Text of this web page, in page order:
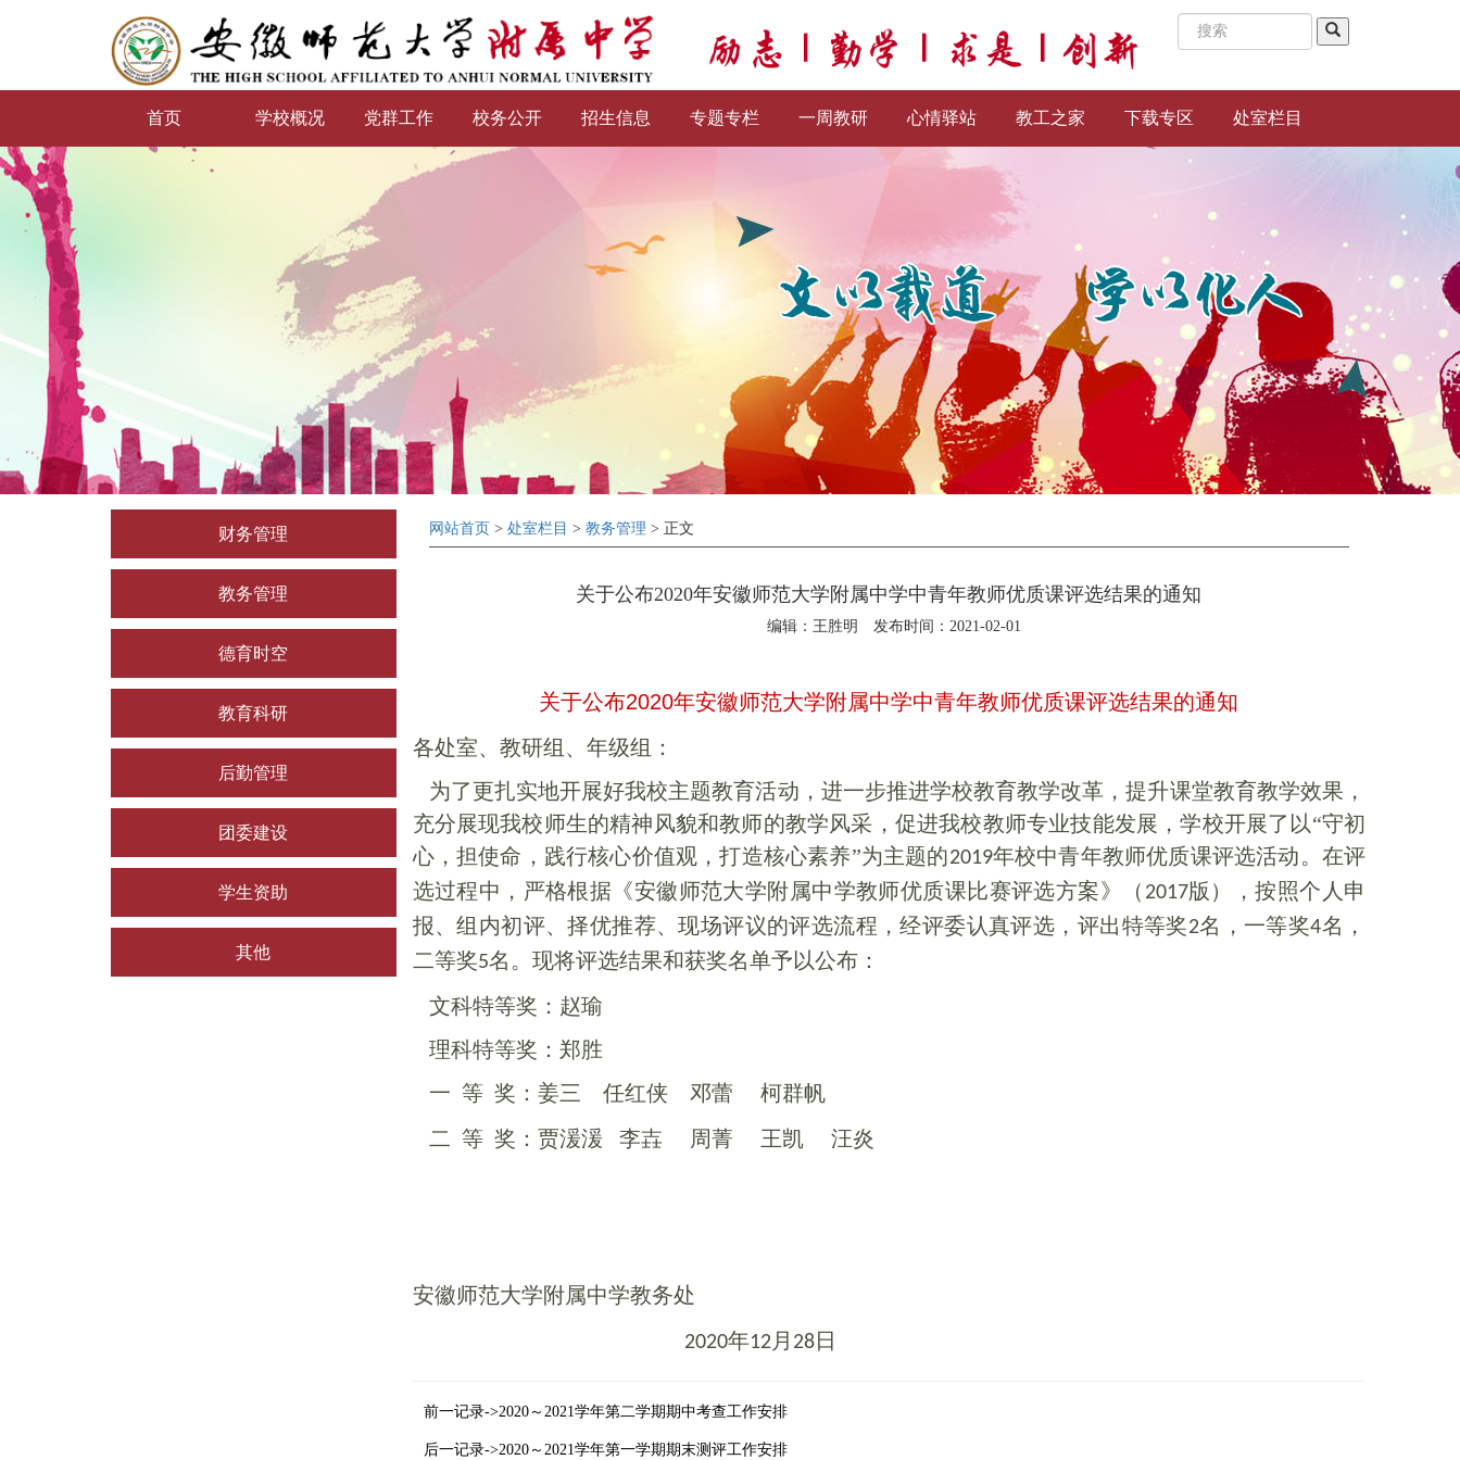
首页 学校概况 党群工作 校务公开 招生信息 专题专栏 一周教研 心情驿站 教工之家 下载专区 处室栏目
财务管理
教务管理
德育时空
教育科研
后勤管理
团委建设
学生资助
其他
网站首页 > 处室栏目 > 教务管理 > 正文
关于公布2020年安徽师范大学附属中学中青年教师优质课评选结果的通知
编辑：王胜明 发布时间：2021-02-01
关于公布2020年安徽师范大学附属中学中青年教师优质课评选结果的通知
各处室、教研组、年级组：
为了更扎实地开展好我校主题教育活动，进一步推进学校教育教学改革，提升课堂教育教学效果，
充分展现我校师生的精神风貌和教师的教学风采，促进我校教师专业技能发展，学校开展了以“守初
心，担使命，践行核心价值观，打造核心素养”为主题的2019年校中青年教师优质课评选活动。在评
选过程中，严格根据《安徽师范大学附属中学教师优质课比赛评选方案》（ 2017版），按照个人申
报、组内初评、择优推荐、现场评议的评选流程，经评委认真评选，评出特等奖2名，一等奖4名，
二等奖5名。现将评选结果和获奖名单予以公布：
文科特等奖：赵瑜
理科特等奖：郑胜
一 等 奖：姜三 任红侠 邓蕾
柯群帆
二 等 奖：贾湲湲 李壵 周菁 王凯 汪炎
安徽师范大学附属中学教务处
2020年12 月 28日
前一记录->2020～2021学年第二学期期中考查工作安排
后一记录->2020～2021学年第一学期期末测评工作安排